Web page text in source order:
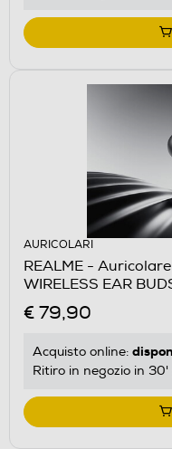
AURICOLARI
REALME -
WIRELESS EAR
€ 79,90
Acquisto online:
Ritiro in negozio in